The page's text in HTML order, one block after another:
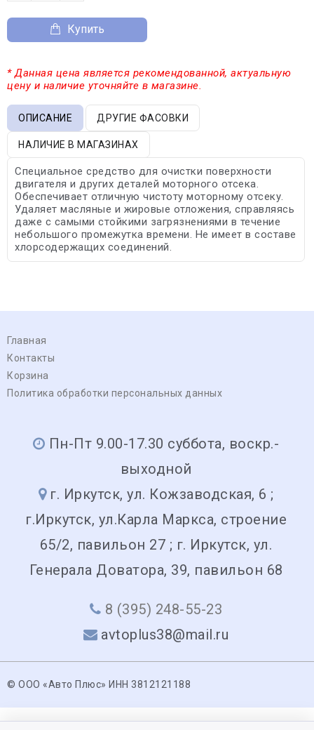
Купить
* Данная цена является рекомендованной, актуальную
цену и наличие уточняйте в магазине.
ОПИСАНИЕ ДРУГИЕ ФАСОВКИ
НАЛИЧИЕ В МАГАЗИНАХ
Специальное средство для очистки поверхности
двигателя и других деталей моторного отсека.
Обеспечивает отличную чистоту моторному отсеку.
Удаляет масляные и жировые отложения, справляясь
даже с самыми стойкими загрязнениями в течение
небольшого промежутка времени. Не имеет в составе
хлорсодержащих соединений.
Главная
Контакты
Корзина
Политика обработки персональных данных
Пн-Пт 9.00-17.30 суббота, воскр.-
выходной
г. Иркутск, ул. Кожзаводская, 6 ;
г.Иркутск, ул.Карла Маркса, строение
65/2, павильон 27 ; г. Иркутск, ул.
Генерала Доватора, 39, павильон 68
8 (395) 248-55-23
avtoplus38@mail.ru
© ООО «Авто Плюс» ИНН 3812121188